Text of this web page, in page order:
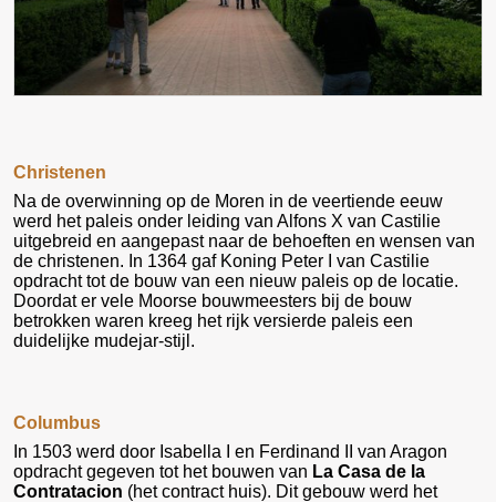
Christenen
Na de overwinning op de Moren in de veertiende eeuw
werd het paleis onder leiding van Alfons X van Castilie
uitgebreid en aangepast naar de behoeften en wensen van
de christenen. In 1364 gaf Koning Peter I van Castilie
opdracht tot de bouw van een nieuw paleis op de locatie.
Doordat er vele Moorse bouwmeesters bij de bouw
betrokken waren kreeg het rijk versierde paleis een
duidelijke mudejar-stijl.
Columbus
In 1503 werd door Isabella I en Ferdinand II van Aragon
opdracht gegeven tot het bouwen van La Casa de la
Contratacion (het contract huis). Dit gebouw werd het